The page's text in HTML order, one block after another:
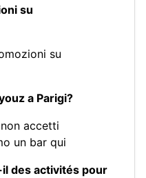
su
su
a Parigi?
accetti
un bar qui
des activités pour